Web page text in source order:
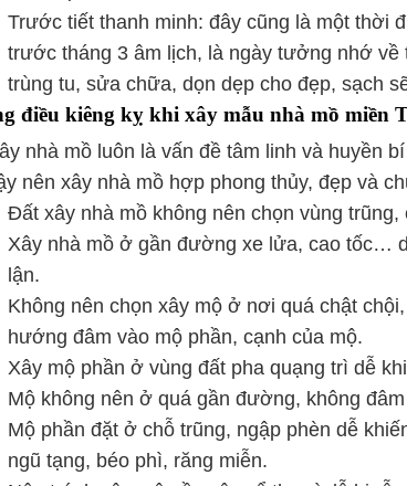
Trước tiết thanh minh: đây cũng là một thời
trước tháng 3 âm lịch, là ngày tưởng nhớ về
trùng tu, sửa chữa, dọn dẹp cho đẹp, sạch
điều kiêng kỵ khi xây mẫu nhà mồ miền
nhà mồ luôn là vấn đề tâm linh và huyền
nên xây nhà mồ hợp phong thủy, đẹp và
Đất xây nhà mồ không nên chọn vùng
Xây nhà mồ ở gần đường xe lửa, cao tốc…
lận.
Không nên chọn xây mộ ở nơi quá chật
hướng đâm vào mộ phần, cạnh của mộ.
Xây mộ phần ở vùng đất pha quạng trì dễ
Mộ không nên ở quá gần đường, không
Mộ phần đặt ở chỗ trũng, ngập phèn dễ
ngũ tạng, béo phì, răng miễn.